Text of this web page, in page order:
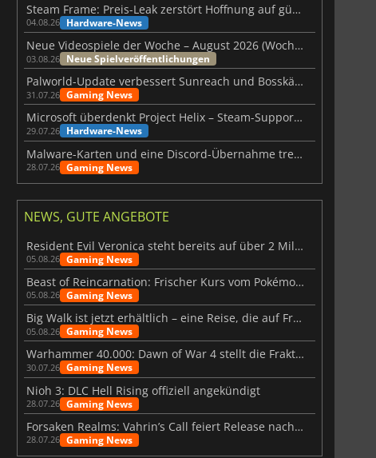
Steam Frame: Preis-Leak zerstört Hoffnung auf günstiges VR-Headset
04.08.26 Hardware-News
Neue Videospiele der Woche – August 2026 (Woche 32)
03.08.26 Neue Spielveröffentlichungen
Palworld-Update verbessert Sunreach und Bosskämpfe deutlich
31.07.26 Gaming News
Microsoft überdenkt Project Helix – Steam-Support gefährdet
29.07.26 Hardware-News
Malware-Karten und eine Discord-Übernahme treffen Meccha Chameleon
28.07.26 Gaming News
NEWS, GUTE ANGEBOTE
Resident Evil Veronica steht bereits auf über 2 Millionen Wunschlisten
05.08.26 Gaming News
Beast of Reincarnation: Frischer Kurs vom Pokémon-Studio
05.08.26 Gaming News
Big Walk ist jetzt erhältlich – eine Reise, die auf Freundschaft basiert
05.08.26 Gaming News
Warhammer 40.000: Dawn of War 4 stellt die Fraktion der Necrons vor
30.07.26 Gaming News
Nioh 3: DLC Hell Rising offiziell angekündigt
28.07.26 Gaming News
Forsaken Realms: Vahrin’s Call feiert Release nach 10 Jahren
28.07.26 Gaming News